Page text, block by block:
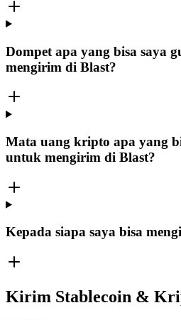
Dompet apa yang bisa saya
mengirim di Blast?
Mata uang kripto apa yang
untuk mengirim di Blast?
Kepada siapa saya bisa
Kirim Stablecoin &